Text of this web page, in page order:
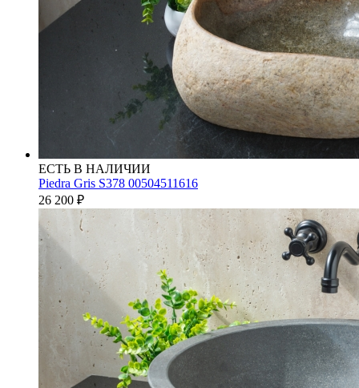
ЕСТЬ В НАЛИЧИИ
Piedra Gris S378 00504511616
26 200 ₽